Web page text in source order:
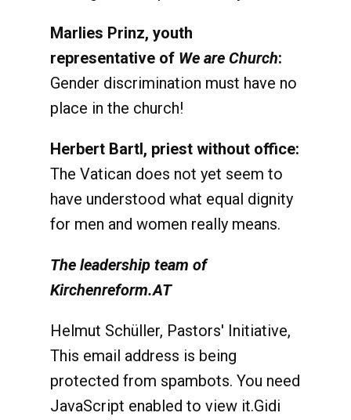
Marlies Prinz, youth
representative of We are Church:
Gender discrimination must have no
place in the church!
Herbert Bartl, priest without office:
The Vatican does not yet seem to
have understood what equal dignity
for men and women really means.
The leadership team of
Kirchenreform.AT
Helmut Schüller, Pastors' Initiative,
This email address is being
protected from spambots. You need
JavaScript enabled to view it.Gidi